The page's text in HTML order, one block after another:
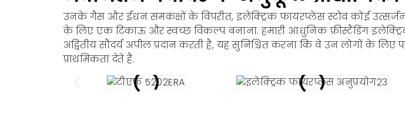
उनके गैस और ईंधन समकक्षों के विपरीत, इलेक्ट्रिक फायरप्लेस स्टोव कोई
के लिए एक टिकाऊ और स्वच्छ विकल्प बनाना. हमारी आधुनिक फ्रीस्टैंडिंग
अद्वितीय सौंदर्य अपील प्रदान करती है, यह सुनिश्चित करना कि वे उन लोगों के
प्राथमिकता देते हैं.